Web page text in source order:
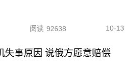
阅读 92638 10-13
失事原因 说俄方愿意赔偿